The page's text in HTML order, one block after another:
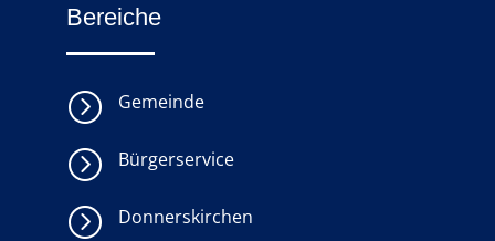
Bereiche
= Gemeinde
= Bürgerservice
= Donnerskirchen